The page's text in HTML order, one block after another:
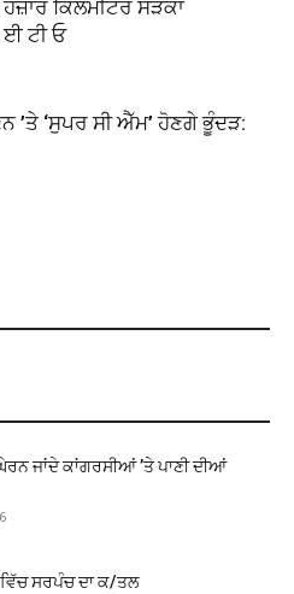
ਕਿਲੋਮੀਟਰ ਸੜਕਾਂ
ਟੀ ਓ
’ਤੇ ‘ਸੁਪਰ ਸੀ ਐੱਮ’ ਹੋਣਗੇ ਭੂੰਦੜ:
ਜਾਂਦੇ ਕਾਂਗਰਸੀਆਂ ’ਤੇ ਪਾਣੀ ਦੀਆਂ
ਵਿੱਚ ਸਰਪੰਚ ਦਾ ਕ/ਤਲ